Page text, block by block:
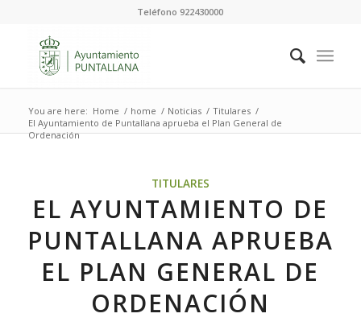
Teléfono 922430000
You are here: Home / home / Noticias / Titulares /
El Ayuntamiento de Puntallana aprueba el Plan General de
Ordenación
TITULARES
EL AYUNTAMIENTO DE
PUNTALLANA APRUEBA
EL PLAN GENERAL DE
ORDENACIÓN